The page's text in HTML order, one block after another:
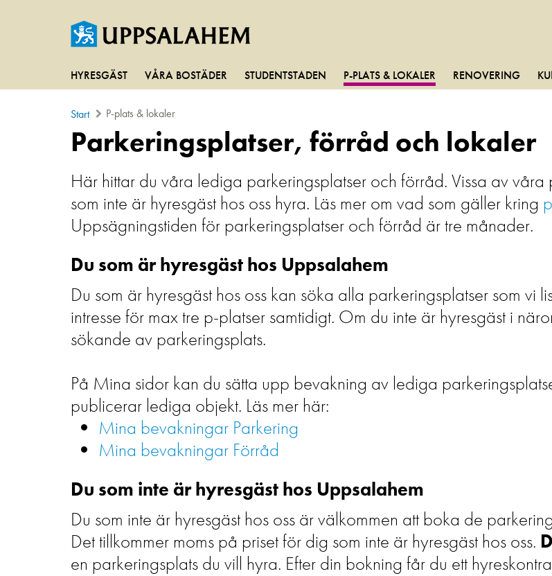
HYRESGÄST VÅRA BOSTÄDER STUDENTSTADEN P-PLATS & LOKALER RENOVERING
Start P-plats & lokaler
Parkeringsplatser, förråd och lokaler
Här hittar du våra lediga parkeringsplatser och förråd. Vissa av
som inte är hyresgäst hos oss hyra. Läs mer om vad som gäller kring
Uppsägningstiden för parkeringsplatser och förråd är tre månader.
Du som är hyresgäst hos Uppsalahem
Du som är hyresgäst hos oss kan söka alla parkeringsplatser som vi
intresse för max tre p-platser samtidigt. Om du inte är hyresgäst i
sökande av parkeringsplats.
På Mina sidor kan du sätta upp bevakning av lediga
publicerar lediga objekt. Läs mer här:
Mina bevakningar Parkering
Mina bevakningar Förråd
Du som inte är hyresgäst hos Uppsalahem
Du som inte är hyresgäst hos oss är välkommen att boka de
Det tillkommer moms på priset för dig som inte är hyresgäst hos oss.
en parkeringsplats du vill hyra. Efter din bokning får du ett